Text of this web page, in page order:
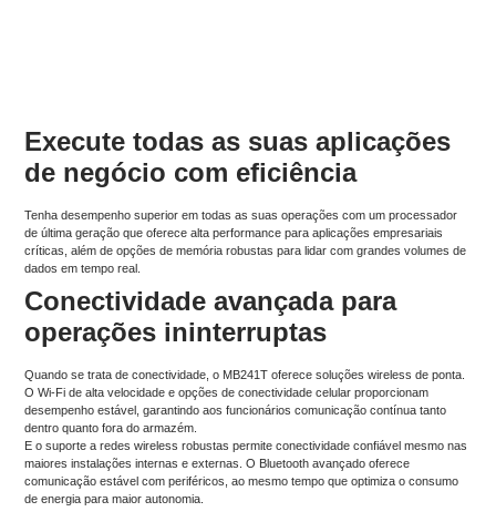
Execute todas as suas aplicações
de negócio com eficiência
Tenha desempenho superior em todas as suas operações com um processador
de última geração que oferece alta performance para aplicações empresariais
críticas, além de opções de memória robustas para lidar com grandes volumes de
dados em tempo real.
Conectividade avançada para
operações ininterruptas
Quando se trata de conectividade, o MB241T oferece soluções wireless de ponta.
O Wi-Fi de alta velocidade e opções de conectividade celular proporcionam
desempenho estável, garantindo aos funcionários comunicação contínua tanto
dentro quanto fora do armazém.
E o suporte a redes wireless robustas permite conectividade confiável mesmo nas
maiores instalações internas e externas. O Bluetooth avançado oferece
comunicação estável com periféricos, ao mesmo tempo que optimiza o consumo
de energia para maior autonomia.